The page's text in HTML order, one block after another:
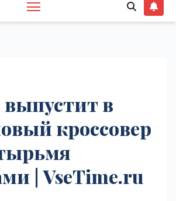
в
кроссовер
| VseTime.ru